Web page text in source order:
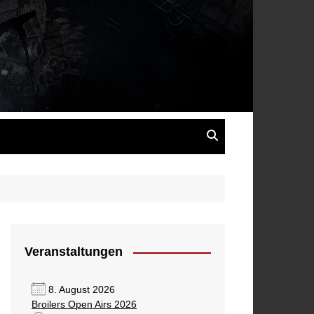
Veranstaltungen
8. August 2026
Broilers Open Airs 2026